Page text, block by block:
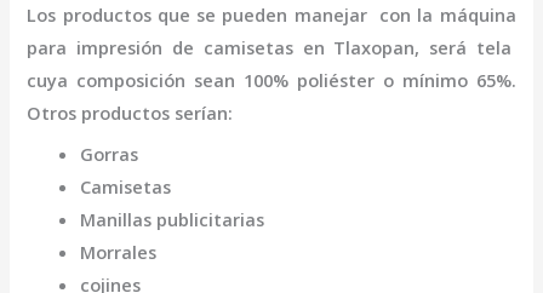
Los productos que se pueden manejar con la máquina
para impresión de camisetas en Tlaxopan, será tela
cuya composición sean 100% poliéster o mínimo 65%.
Otros productos serían:
Gorras
Camisetas
Manillas publicitarias
Morrales
cojines